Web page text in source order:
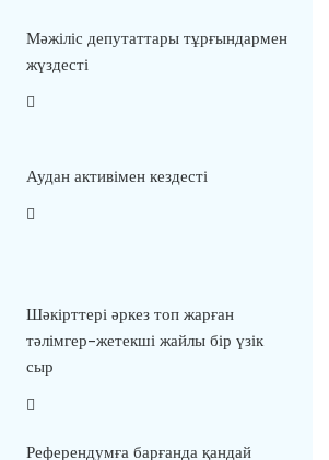
Мәжіліс депутаттары тұрғындармен
жүздесті
Аудан активімен кездесті
Шәкірттері әркез топ жарған
тәлімгер-жетекші жайлы бір үзік
сыр
Референдумға барғанда қандай